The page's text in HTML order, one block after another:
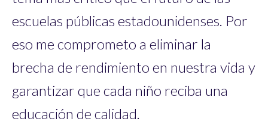
escuelas públicas estadounidenses. Por
eso me comprometo a eliminar la
brecha de rendimiento en nuestra vida y
garantizar que cada niño reciba una
educación de calidad.